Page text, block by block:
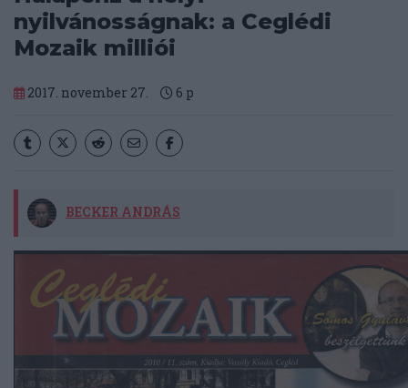
nyilvánosságnak: a Ceglédi
Mozaik milliói
2017. november 27. 6 p
BECKER ANDRÁS